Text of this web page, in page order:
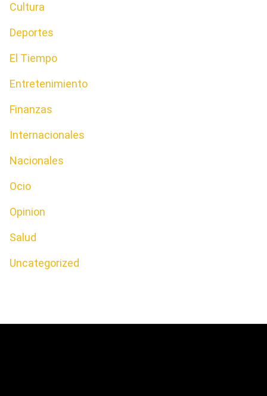
Cultura
Deportes
El Tiempo
Entretenimiento
Finanzas
Internacionales
Nacionales
Ocio
Opinion
Salud
Uncategorized